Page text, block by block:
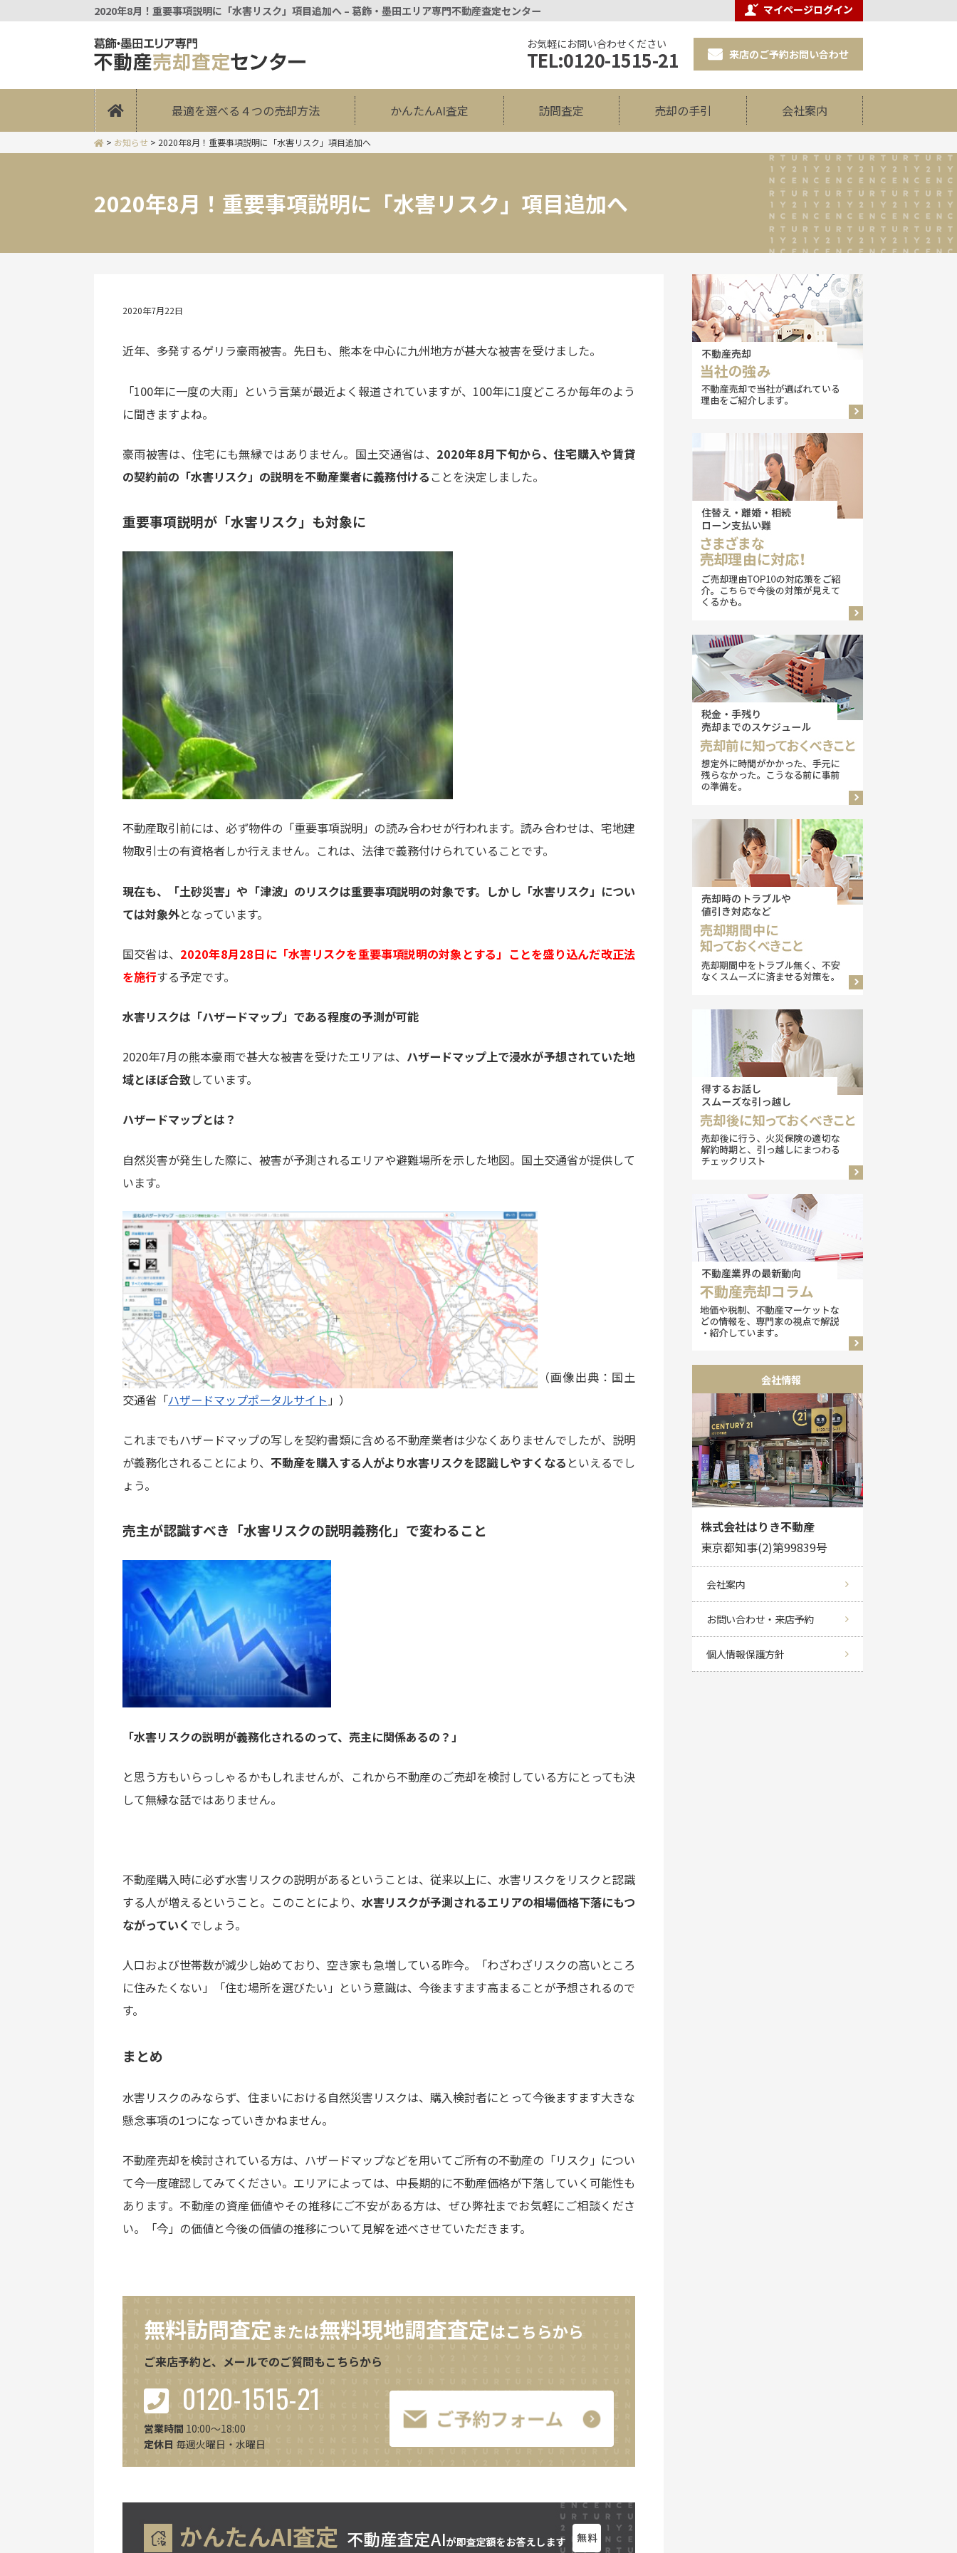
2020年8月！重要事項説明に「水害リスク」項目追加へ – 葛飾・墨田エリア専門不動産査定センター
お気軽にお問い合わせください
TEL:0120-1515-21 来店のご予約お問い合わせ
最適を選べる４つの売却方法 かんたんAI査定 訪問査定 売却の手引 会社案内
> お知らせ > 2020年8月！重要事項説明に「水害リスク」項目追加へ
2020年8月！重要事項説明に「水害リスク」項目追加へ
2020年7月22日
近年、多発するゲリラ豪雨被害。先日も、熊本を中心に九州地方が甚大な被害を受けました。
「100年に一度の大雨」という言葉が最近よく報道されていますが、100年に1度どころか毎年のよう
に聞きますよね。
豪雨被害は、住宅にも無縁ではありません。国土交通省は、 2020年8月下旬から、住宅購入や賃貸
の契約前の「水害リスク」の説明を不動産業者に義務付ける ことを決定しました。
重要事項説明が「水害リスク」も対象に
不動産取引前には、必ず物件の「重要事項説明」の読み合わせが行われます。読み合わせは、宅地建
物取引士の有資格者しか行えません。これは、法律で義務付けられていることです。
現在も、「土砂災害」や「津波」のリスクは重要事項説明の対象です。しかし「水害リスク」につい
ては対象外となっています。
国交省は、 2020年8月28日に「水害リスクを重要事項説明の対象とする」ことを盛り込んだ改正法
を施行する予定です。
水害リスクは「ハザードマップ」である程度の予測が可能
2020年7月の熊本豪雨で甚大な被害を受けたエリアは、 ハザードマップ上で浸水が予想されていた地
域とほぼ合致しています。
ハザードマップとは？
自然災害が発生した際に、被害が予測されるエリアや避難場所を示した地図。国土交通省が提供して
います。
（画像出典：国土
交通省「ハザードマップポータルサイト 」）
これまでもハザードマップの写しを契約書類に含める不動産業者は少なくありませんでしたが、説明
が義務化されることにより、 不動産を購入する人がより水害リスクを認識しやすくなる といえるでし
ょう。
売主が認識すべき「水害リスクの説明義務化」で変わること
「水害リスクの説明が義務化されるのって、売主に関係あるの？」
と思う方もいらっしゃるかもしれませんが、これから不動産のご売却を検討している方にとっても決
して無縁な話ではありません。
不動産購入時に必ず水害リスクの説明があるということは、従来以上に、水害リスクをリスクと認識
する人が増えるということ。このことにより、 水害リスクが予測されるエリアの相場価格下落にもつ
ながっていく でしょう。
人口および世帯数が減少し始めており、空き家も急増している昨今。「わざわざリスクの高いところ
に住みたくない」「住む場所を選びたい」という意識は、今後ますます高まることが予想されるので
す。
まとめ
水害リスクのみならず、住まいにおける自然災害リスクは、購入検討者にとって今後ますます大きな
懸念事項の1つになっていきかねません。
不動産売却を検討されている方は、ハザードマップなどを用いてご所有の不動産の「リスク」につい
て今一度確認してみてください。エリアによっては、中長期的に不動産価格が下落していく可能性も
あります。不動産の資産価値やその推移にご不安がある方は、ぜひ弊社までお気軽にご相談くださ
い。「今」の価値と今後の価値の推移について見解を述べさせていただきます。
無料訪問査定または無料現地調査査定はこちらから
ご来店予約と、メールでのご質問もこちらから
0120-1515-21
営業時間 10:00～18:00
定休日 毎週火曜日・水曜日
会社情報
株式会社はりき不動産
東京都知事(2)第99839号
会社案内
お問い合わせ・来店予約
個人情報保護方針